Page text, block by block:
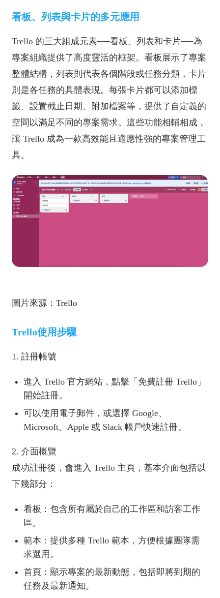
看板、列表與卡片的多元應用
Trello 的三大組成元素──看板、列表和卡片──為
專案組織提供了高度靈活的框架。看板展示了專案
整體結構，列表則代表各個階段或任務分類，卡片
則是各任務的具體表現。每張卡片都可以添加標
籤、設置截止日期、附加檔案等，提供了自定義的
空間以滿足不同的專案需求。這些功能相輔相成，
讓 Trello 成為一款高效能且適應性強的專案管理工
具。
圖片來源：Trello
Trello使用步驟
1. 註冊帳號
進入 Trello 官方網站，點擊「免費註冊 Trello」
開始註冊。
可以使用電子郵件，或選擇 Google、
Microsoft、Apple 或 Slack 帳戶快速註冊。
2. 介面概覽
成功註冊後，會進入 Trello 主頁，基本介面包括以
下幾部分：
看板：包含所有屬於自己的工作區和訪客工作
區。
範本：提供多種 Trello 範本，方便根據團隊需
求選用。
首頁：顯示專案的最新動態，包括即將到期的
任務及最新通知。